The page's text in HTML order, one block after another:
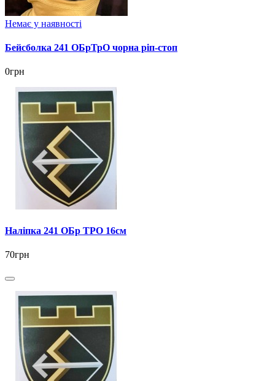
Немає у наявності
Бейсболка 241 ОБрТрО чорна ріп-стоп
0грн
Наліпка 241 ОБр ТРО 16см
70грн